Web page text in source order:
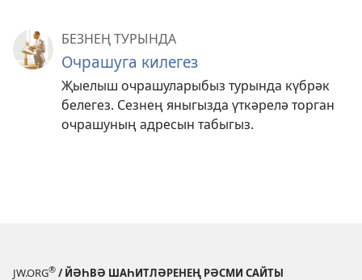
БЕЗНЕҢ ТУРЫНДА
Очрашуга килегез
Җыелыш очрашуларыбыз турында күбрәк
белегез. Сезнең яныгызда үткәрелә торган
очрашуның адресын табыгыз.
JW.ORG® / ЙӘҺВӘ ШАҺИТЛӘРЕНЕҢ РӘСМИ САЙТЫ